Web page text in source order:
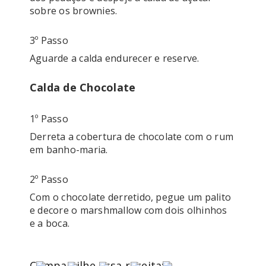
sobre os brownies.
3º Passo
Aguarde a calda endurecer e reserve.
Calda de Chocolate
1º Passo
Derreta a cobertura de chocolate com o rum
2º Passo
Com o chocolate derretido, pegue um palito
e decore o marshmallow com dois olhinhos
e a boca.